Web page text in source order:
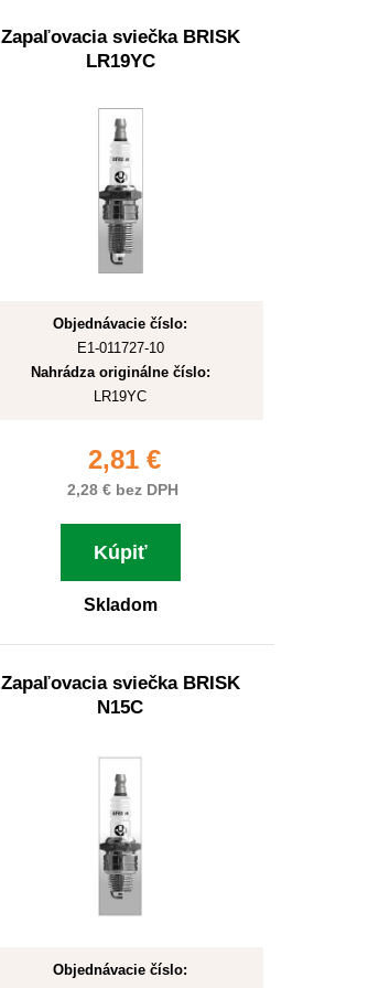
Zapaľovacia sviečka BRISK
LR19YC
Objednávacie číslo:
E1-011727-10
Nahrádza originálne číslo:
LR19YC
2,81 €
2,28 € bez DPH
Kúpiť
Skladom
Zapaľovacia sviečka BRISK
N15C
Objednávacie číslo: